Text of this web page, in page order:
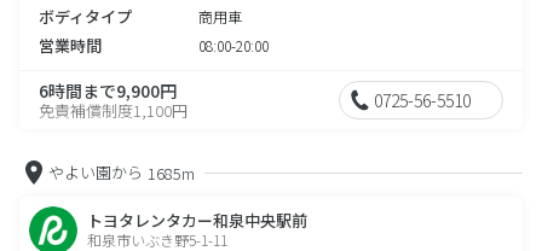
ボディタイプ 商用車
営業時間 08:00-20:00
6時間まで9,900円
免責補償制度1,100円 0725-56-5510
やよい園から 1685m
トヨタレンタカー和泉中央駅前
和泉市いぶき野5-1-11